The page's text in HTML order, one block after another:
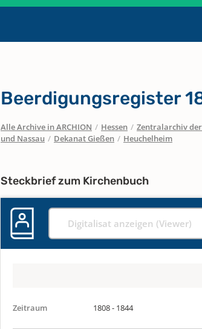
Beerdigungsregister
Alle Archive in ARCHION / Hessen / Zentralarchiv der
und Nassau / Dekanat Gießen / Heuchelheim
Steckbrief zum Kirchenbuch
Digitalisat anzeigen (Viewer)
Zeitraum 1808 - 1844